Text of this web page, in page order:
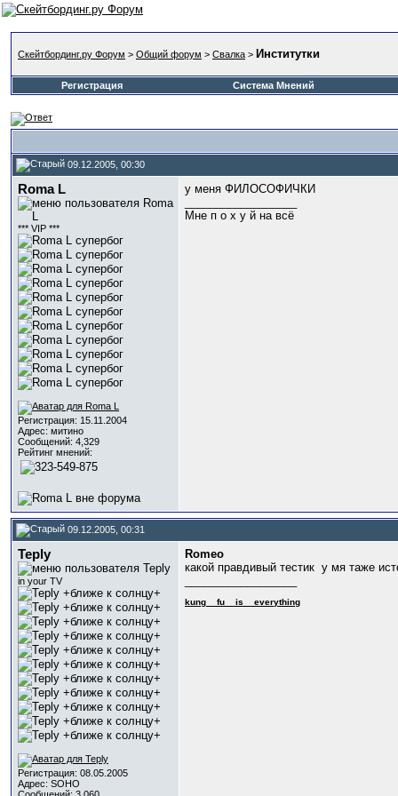
Скейтбординг.ру Форум > Общий форум > Свалка > Институтки
Регистрация
Система Мнений
09.12.2005, 00:30
Roma L
*** VIP ***
Регистрация: 15.11.2004
Адрес: митино
Сообщений: 4,329
Рейтинг мнений:
у меня ФИЛОСОФИЧКИ
Мне п о х у й на всё
09.12.2005, 00:31
Teply
in your TV
Регистрация: 08.05.2005
Адрес: SOHO
Romeo
какой правдивый тестик у мя таже
kung_ _fu_ _is_ _everything